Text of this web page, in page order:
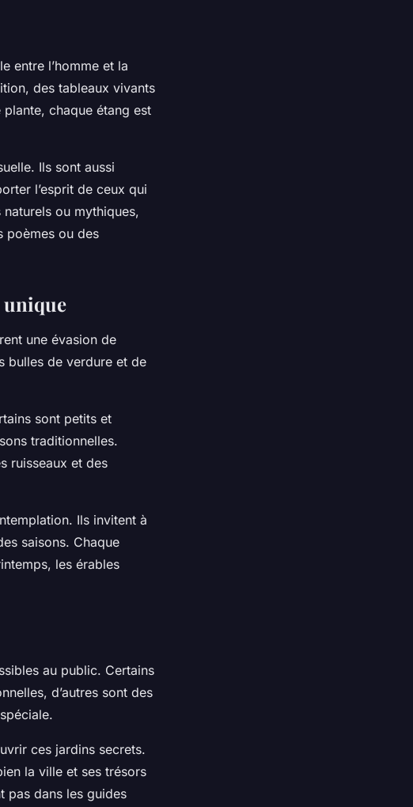
entre l’homme et la
des tableaux vivants
chaque étang est
Ils sont aussi
l’esprit de ceux qui
ou mythiques,
poèmes ou des
unique
une évasion de
bulles de verdure et de
sont petits et
traditionnelles.
ruisseaux et des
Ils invitent à
saisons. Chaque
les érables
au public. Certains
d’autres sont des
ces jardins secrets.
la ville et ses trésors
pas dans les guides